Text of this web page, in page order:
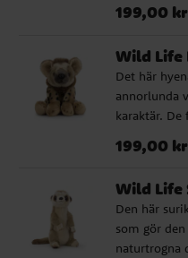
passar
babyshower
Naturtroget
spädbarn
Pris: 199,00
199,00 kr
Wild Life
Det här
annorlunda
karaktär.
uppskattad
eller dop för
Naturtroget
spädbarn
Pris: 199,00
199,00 kr
Wild Life
Den här
som gör
naturtrogna